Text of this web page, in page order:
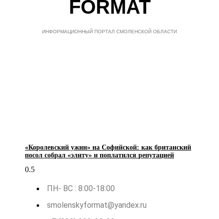
FORMAT
ИНФОРМАЦИОННЫЙ ПОРТАЛ СМОЛЕНСКОЙ ОБЛАСТИ
«Королевский ужин» на Софийской: как британский
посол собрал «элиту» и поплатился репутацией
ПН- ВС : 8:00-18:00
smolenskyformat@yandex.ru